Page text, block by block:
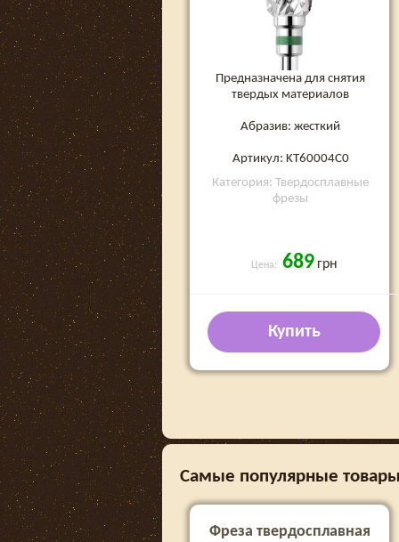
Предназначена для снятия
твердых материалов
Абразив: жесткий
Артикул: KT60004C0
Категория: Твердосплавные
фрезы
Цена: 689 грн
Купить
Самые популярные
Фреза твердосплавная